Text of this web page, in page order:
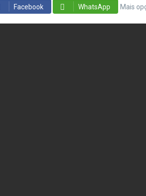
Facebook WhatsApp Mais